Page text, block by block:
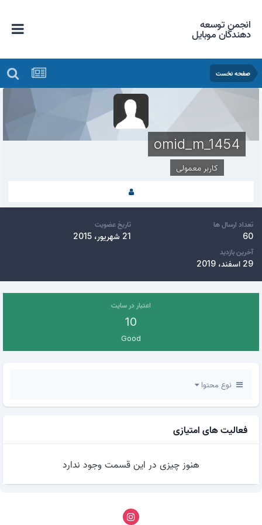
انجمن توسعه
دهندگان موبایل
صفحه نخست
omid_m_1454
کاربر معمولی
تعداد ارسال ها
60
تاریخ عضویت
21 شهریور، 2015
آخرین بازدید
29 اسفند، 2019
اعتبار در سایت
10
Good
نوع محتوا
فعالیت های امتیازی
هنوز چیزی در این قسمت وجود ندارد